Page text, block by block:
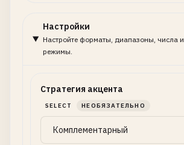
Настройки
Настройте форматы, диапазоны, числа и
режимы.
Стратегия акцента
SELECT НЕОБЯЗАТЕЛЬНО